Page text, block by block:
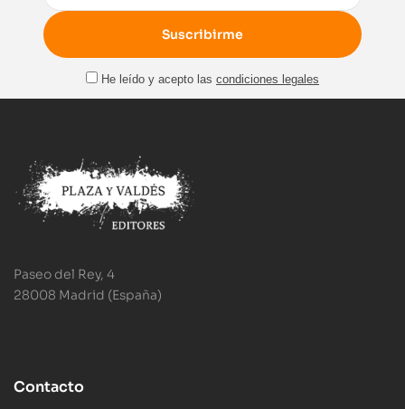
He leído y acepto las condiciones legales
Paseo del Rey, 4
28008 Madrid (España)
Contacto